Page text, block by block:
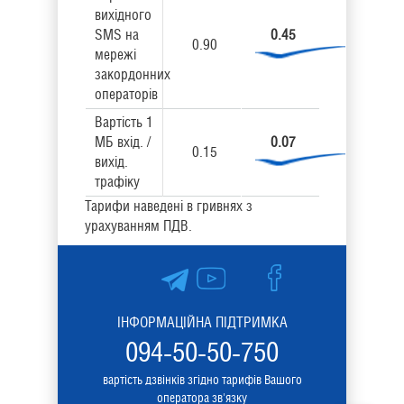
вихідного
SMS на
мережі
закордонних
операторів
0.90
0.45
Вартість 1
МБ вхід. /
вихід.
трафіку
0.15
0.07
Тарифи наведені в гривнях з
урахуванням ПДВ.
ІНФОРМАЦІЙНА ПІДТРИМКА
094-50-50-750
вартість дзвінків згідно тарифів Вашого
оператора зв'язку